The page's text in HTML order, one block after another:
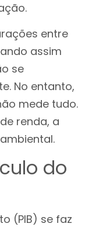
entre
assim
se
No entanto,
mede tudo.
renda, a
do
(PIB) se faz